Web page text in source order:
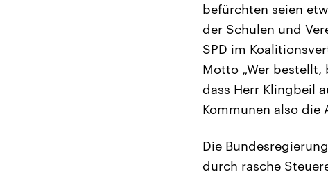
befürchten seien
der Schulen und
SPD im
Motto „Wer bestellt,
dass Herr Klingbeil
Kommunen also die
Die
durch rasche